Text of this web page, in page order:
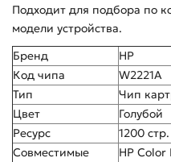
Подходит для подбора по
модели устройства.
Бренд
HP
Код чипа
W2221A
Тип
Чип
Цвет
Голубой
Ресурс
1200 стр.
Совместимые
HP Color